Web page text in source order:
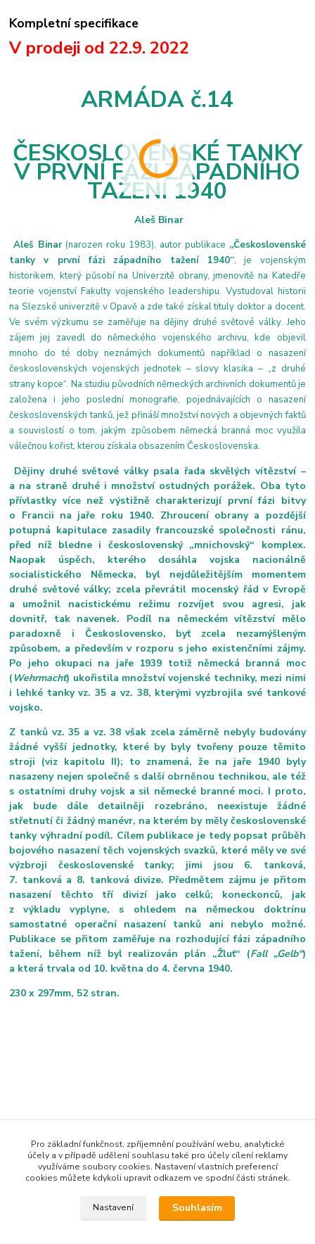
Kompletní specifikace
V prodeji od 22.9. 2022
ARMÁDA č.14
ČESKOSLOVENSKÉ TANKY
V PRVNÍ FÁZI ZÁPADNÍHO
TAŽENÍ 1940
Aleš Binar
Aleš Binar(narozen roku 1983), autor publikace „Československé
tanky v první fázi západního tažení 1940“, je vojenským
historikem, který působí na Univerzitě obrany, jmenovitě na Katedře
teorie vojenství Fakulty vojenského leadershipu. Vystudoval historii
na Slezské univerzitě v Opavě a zde také získal tituly doktor a docent.
Ve svém výzkumu se zaměřuje na dějiny druhé světové války. Jeho
zájem jej zavedl do německého vojenského archivu, kde objevil
mnoho do té doby neznámých dokumentů například o nasazení
československých vojenských jednotek – slovy klasika – „z druhé
strany kopce“. Na studiu původních německých archivních dokumentů je
založena i jeho poslední monografie, pojednávajících o nasazení
československých tanků, jež přináší množství nových a objevných faktů
a souvislostí o tom, jakým způsobem německá branná moc využila
válečnou kořist, kterou získala obsazením Československa.
Dějiny druhé světové války psala řada skvělých vítězství –
a na straně druhé i množství ostudných porážek. Oba tyto
přívlastky více než výstižně charakterizují první fázi bitvy
o Francii na jaře roku 1940. Zhroucení obrany a pozdější
potupná kapitulace zasadily francouzské společnosti ránu,
před níž bledne i československý „mnichovský“ komplex.
Naopak úspěch, kterého dosáhla vojska nacionálně
socialistického Německa, byl nejdůležitějším momentem
druhé světové války; zcela převrátil mocenský řád v Evropě
a umožnil nacistickému režimu rozvíjet svou agresi, jak
dovnitř, tak navenek. Podíl na německém vítězství mělo
paradoxně i Československo, byť zcela nezamýšleným
způsobem, a především v rozporu s jeho existenčními zájmy.
Po jeho okupaci na jaře 1939 totiž německá branná moc
(Wehrmacht) ukořistila množství vojenské techniky, mezi nimi
i lehké tanky vz. 35 a vz. 38, kterými vyzbrojila své tankové
vojsko.
Z tanků vz. 35 a vz. 38 však zcela záměrně nebyly budovány
žádné vyšší jednotky, které by byly tvořeny pouze těmito
stroji (viz kapitolu II); to znamená, že na jaře 1940 byly
nasazeny nejen společně s další obrněnou technikou, ale též
s ostatními druhy vojsk a sil německé branné moci. I proto,
jak bude dále detailněji rozebráno, neexistuje žádné
střetnutí či žádný manévr, na kterém by měly československé
tanky výhradní podíl. Cílem publikace je tedy popsat průběh
bojového nasazení těch vojenských svazků, které měly ve své
výzbroji československé tanky; jimi jsou 6. tanková,
7. tanková a 8. tanková divize. Předmětem zájmu je přitom
nasazení těchto tří divizí jako celků; koneckonců, jak
z výkladu vyplyne, s ohledem na německou doktrínu
samostatné operační nasazení tanků ani nebylo možné.
Publikace se přitom zaměřuje na rozhodující fázi západního
tažení, během níž byl realizován plán „Žluť“ (Fall „Gelb“)
a která trvala od 10. května do 4. června 1940.
230 x 297mm, 52 stran.
Zboží zařazeno v kategoriích
Pro základní funkčnost, zpříjemnění používání webu, analytické
účely a v případě udělení souhlasu také pro účely cílení reklamy
využíváme soubory cookies. Nastavení vlastních preferencí
cookies můžete kdykoli upravit odkazem ve spodní části stránek.
Nastavení Souhlasím